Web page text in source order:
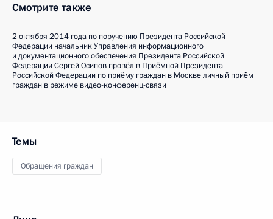
Смотрите также
2 октября 2014 года по поручению Президента Российской
Федерации начальник Управления информационного
и документационного обеспечения Президента Российской
Федерации Сергей Осипов провёл в Приёмной Президента
Российской Федерации по приёму граждан в Москве личный приём
граждан в режиме видео-конференц-связи
Темы
Обращения граждан